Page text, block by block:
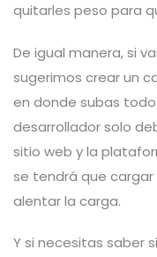
quitarles peso para
De igual manera, si
sugerimos crear un
en donde subas
desarrollador solo
sitio web y la
se tendrá que
alentar la carga.
Y si necesitas saber